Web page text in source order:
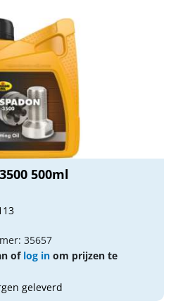
500ml
35657
of log in om prijzen te
geleverd